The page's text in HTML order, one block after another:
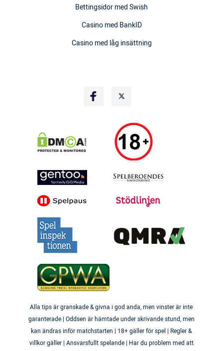
Bettingsidor med Swish
Casino med BankID
Casino med låg insättning
Alla tips är granskade & givna i god anda, men vinster är inte
garanterade | Oddsen är hämtade under skrivande stund, men
kan ändras inför matchstarten | 18+ gäller för spel | Regler &
villkor gäller | Ansvarsfullt spelande | Har du problem med att